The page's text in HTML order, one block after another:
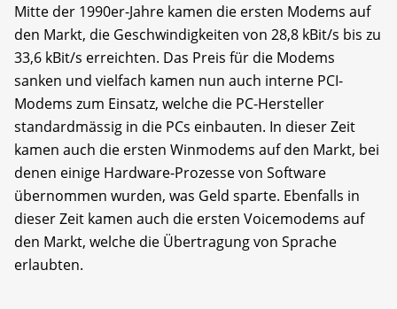
Mitte der 1990er-Jahre kamen die ersten Modems auf
den Markt, die Geschwindigkeiten von 28,8 kBit/s bis zu
33,6 kBit/s erreichten. Das Preis für die Modems
sanken und vielfach kamen nun auch interne PCI-
Modems zum Einsatz, welche die PC-Hersteller
standardmässig in die PCs einbauten. In dieser Zeit
kamen auch die ersten Winmodems auf den Markt, bei
denen einige Hardware-Prozesse von Software
übernommen wurden, was Geld sparte. Ebenfalls in
dieser Zeit kamen auch die ersten Voicemodems auf
den Markt, welche die Übertragung von Sprache
erlaubten.